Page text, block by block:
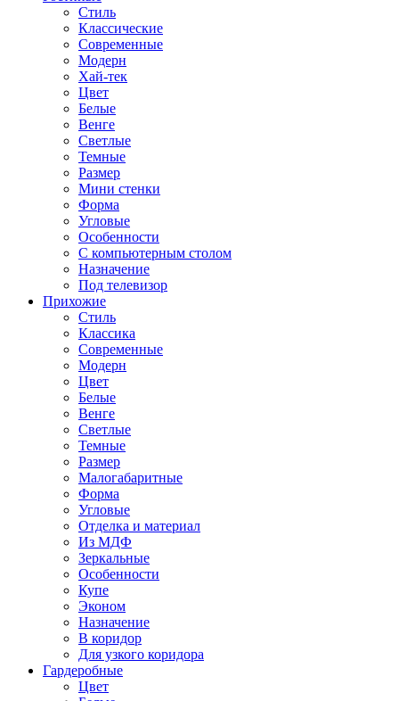
Стиль
Классические
Современные
Модерн
Хай-тек
Цвет
Белые
Венге
Светлые
Темные
Размер
Мини стенки
Форма
Угловые
Особенности
С компьютерным столом
Назначение
Под телевизор
Прихожие
Стиль
Классика
Современные
Модерн
Цвет
Белые
Венге
Светлые
Темные
Размер
Малогабаритные
Форма
Угловые
Отделка и материал
Из МДФ
Зеркальные
Особенности
Купе
Эконом
Назначение
В коридор
Для узкого коридора
Гардеробные
Цвет